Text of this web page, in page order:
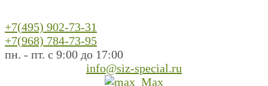
+7(495) 902-73-31
+7(968) 784-73-95
пн. - пт. с 9:00 до 17:00
info@siz-special.ru
Max